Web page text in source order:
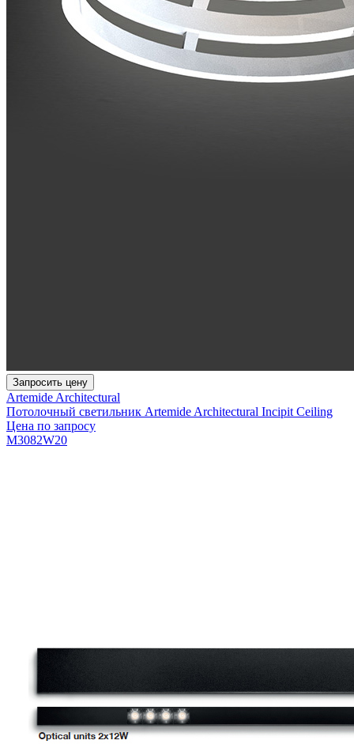
Запросить цену
Artemide Architectural
Потолочный светильник Artemide Architectural Incipit Ceiling
Цена по запросу
M3082W20